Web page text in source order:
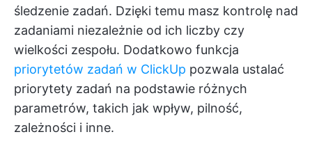
śledzenie zadań. Dzięki temu masz kontrolę nad
zadaniami niezależnie od ich liczby czy
wielkości zespołu. Dodatkowo funkcja
priorytetów zadań w ClickUp pozwala ustalać
priorytety zadań na podstawie różnych
parametrów, takich jak wpływ, pilność,
zależności i inne.